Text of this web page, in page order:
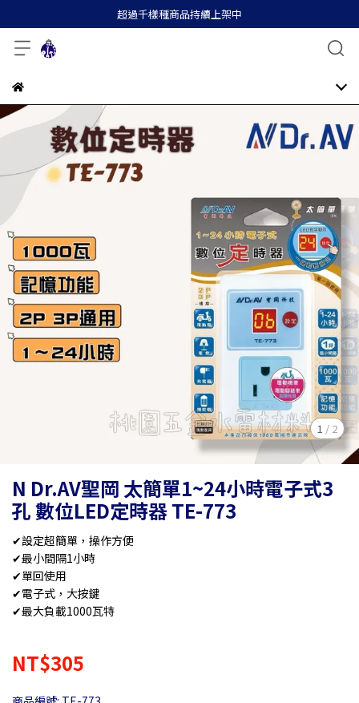
超過千樣種商品持續上架中
1 / 2
N Dr.AV聖岡 太簡單1~24小時電子式3
孔 數位LED定時器 TE-773
✔設定超簡單，操作方便
✔最小間隔1小時
✔單回使用
✔電子式，大按鍵
✔最大負載1000瓦特
NT$305